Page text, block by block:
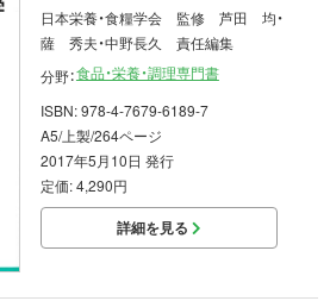
日本栄養・食糧学会 監修 芦田 均・
薩 秀夫・中野長久 責任編集
分野：食品・栄養・調理専門書
ISBN: 978-4-7679-6189-7
A5/上製/264ページ
2017年5月10日 発行
定価: 4,290円
詳細を見る